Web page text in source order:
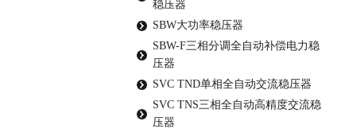
稳压器
SBW大功率稳压器
SBW-F三相分调全自动补偿电力稳
压器
SVC TND单相全自动交流稳压器
SVC TNS三相全自动高精度交流稳
压器